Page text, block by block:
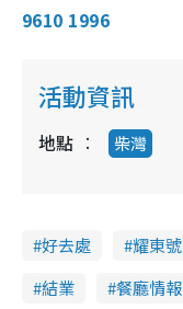
9610 1996
活動資訊
地點 柴灣
好去處 耀東號
結業
餐廳情報